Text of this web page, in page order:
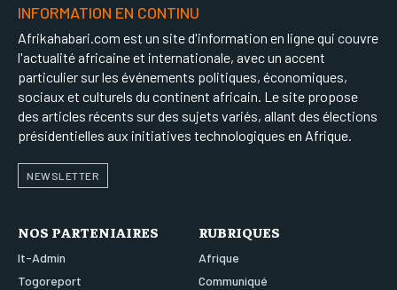
INFORMATION EN CONTINU
Afrikahabari.com est un site d'information en ligne qui couvre
l'actualité africaine et internationale, avec un accent
particulier sur les événements politiques, économiques,
sociaux et culturels du continent africain. Le site propose
des articles récents sur des sujets variés, allant des élections
présidentielles aux initiatives technologiques en Afrique.
NEWSLETTER
NOS PARTENIAIRES
It-Admin
Togoreport
RUBRIQUES
Afrique
Communiqué